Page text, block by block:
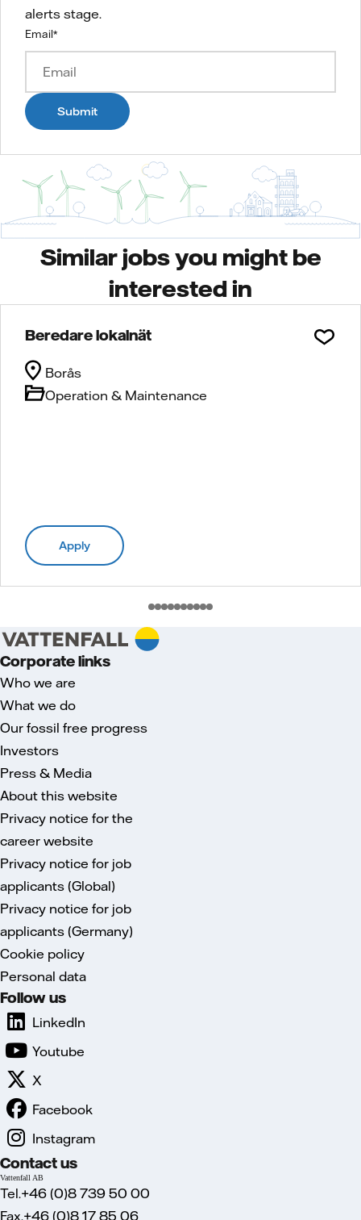
alerts stage.
Email*
Submit
Similar jobs you might be
interested in
Beredare lokalnät
Operation & Maintenance
Borås
Apply
Corporate links
Who we are
What we do
Our fossil free progress
Investors
Press & Media
About this website
Privacy notice for the
career website
Privacy notice for job
applicants (Global)
Privacy notice for job
applicants (Germany)
Cookie policy
Personal data
Follow us
LinkedIn
Youtube
X
Facebook
Instagram
Contact us
Vattenfall AB
Tel.+46 (0)8 739 50 00
Fax.+46 (0)8 17 85 06